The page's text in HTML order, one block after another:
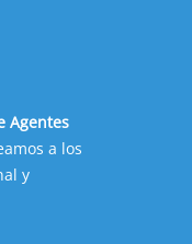
Agentes
a los
y